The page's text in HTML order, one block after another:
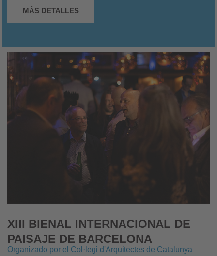
MÁS DETALLES
XIII BIENAL INTERNACIONAL DE
PAISAJE DE BARCELONA
Organizado por el Col·legi d'Arquitectes de Catalunya